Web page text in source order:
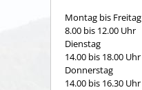
Montag bis Freitag
8.00 bis 12.00 Uhr
Dienstag
14.00 bis 18.00 Uhr
Donnerstag
14.00 bis 16.30 Uhr